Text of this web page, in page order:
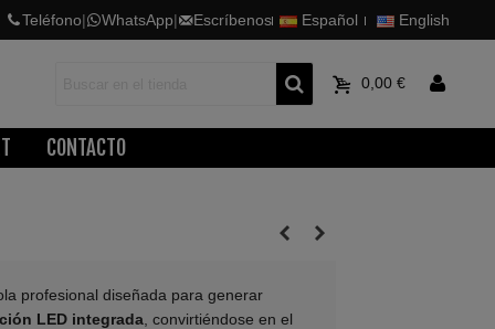
Teléfono| WhatsApp| Escríbenos Español English
0,00 €
CONTACTO
profesional diseñada para generar
LED integrada, convirtiéndose en el